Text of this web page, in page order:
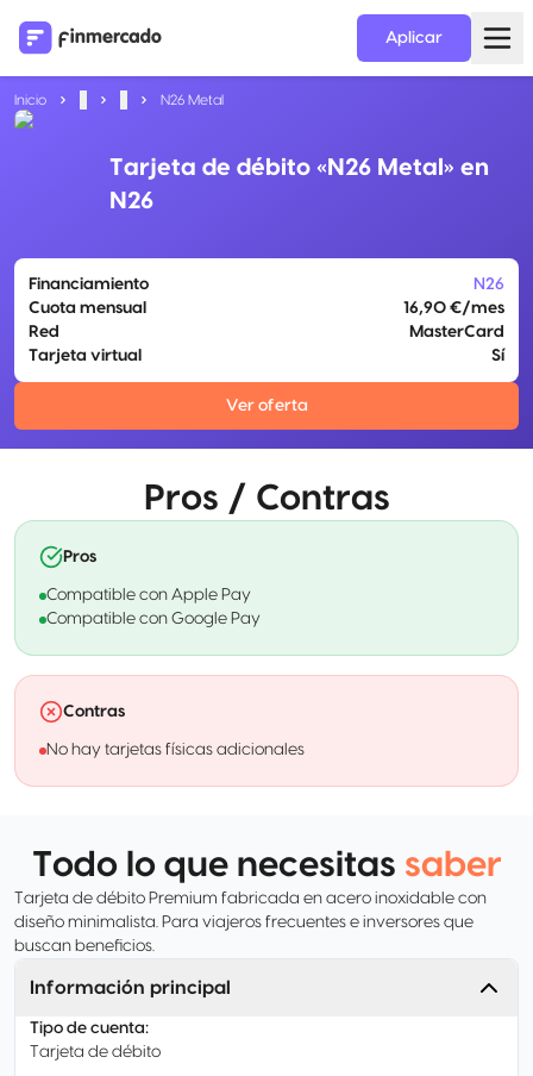
Aplicar
Inicio N26 Metal
Tarjeta de débito «N26 Metal» en
N26
Financiamiento
N26
Cuota mensual
16,90 €/mes
Red
MasterCard
Tarjeta virtual
Sí
Ver oferta
Pros / Contras
Pros
Compatible con Apple Pay
Compatible con Google Pay
Contras
No hay tarjetas físicas adicionales
Todo lo que necesitas saber
Tarjeta de débito Premium fabricada en acero inoxidable con
diseño minimalista. Para viajeros frecuentes e inversores que
buscan beneficios.
Información principal
Tipo de cuenta:
Tarjeta de débito